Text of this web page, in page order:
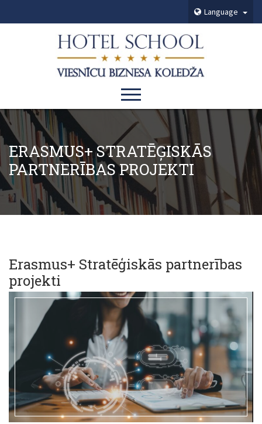
Language
ERASMUS+ STRATĒĢISKĀS
PARTNERĪBAS PROJEKTI
Erasmus+ Stratēģiskās partnerības
projekti